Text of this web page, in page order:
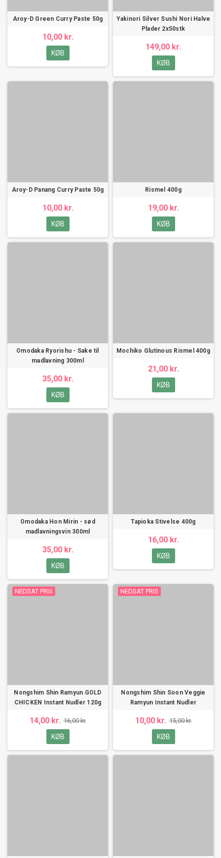
Aroy-D Green Curry Paste 50g
10,00 kr.
KØB
Yakinori Silver Sushi Nori Halve
Plader 2x50stk
149,00 kr.
KØB
Aroy-D Panang Curry Paste 50g
10,00 kr.
KØB
Rismel 400g
19,00 kr.
KØB
Omodaka Ryorishu - Sake til
madlavning 300ml
35,00 kr.
KØB
Mochiko Glutinous Rismel 400g
21,00 kr.
KØB
Omodaka Hon Mirin - sød
madlavningsvin 300ml
35,00 kr.
KØB
Tapioka Stivelse 400g
16,00 kr.
KØB
NEDSAT PRIS
Nongshim Shin Ramyun GOLD
CHICKEN Instant Nudler 120g
14,00 kr. 16,00 kr.
KØB
NEDSAT PRIS
Nongshim Shin Soon Veggie
Ramyun Instant Nudler
10,00 kr. 15,00 kr.
KØB